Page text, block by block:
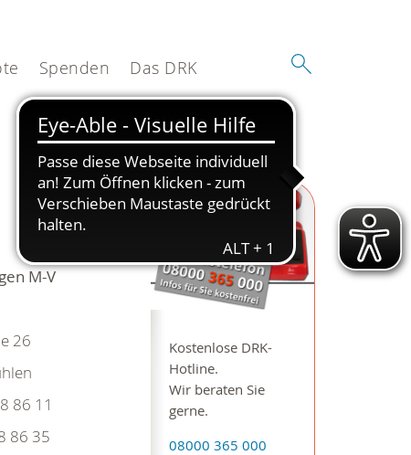
Spenden Das DRK
Kostenlose DRK-
Hotline.
Wir beraten Sie
gerne.
08000 365 000
M-V
26
86 11
86 35